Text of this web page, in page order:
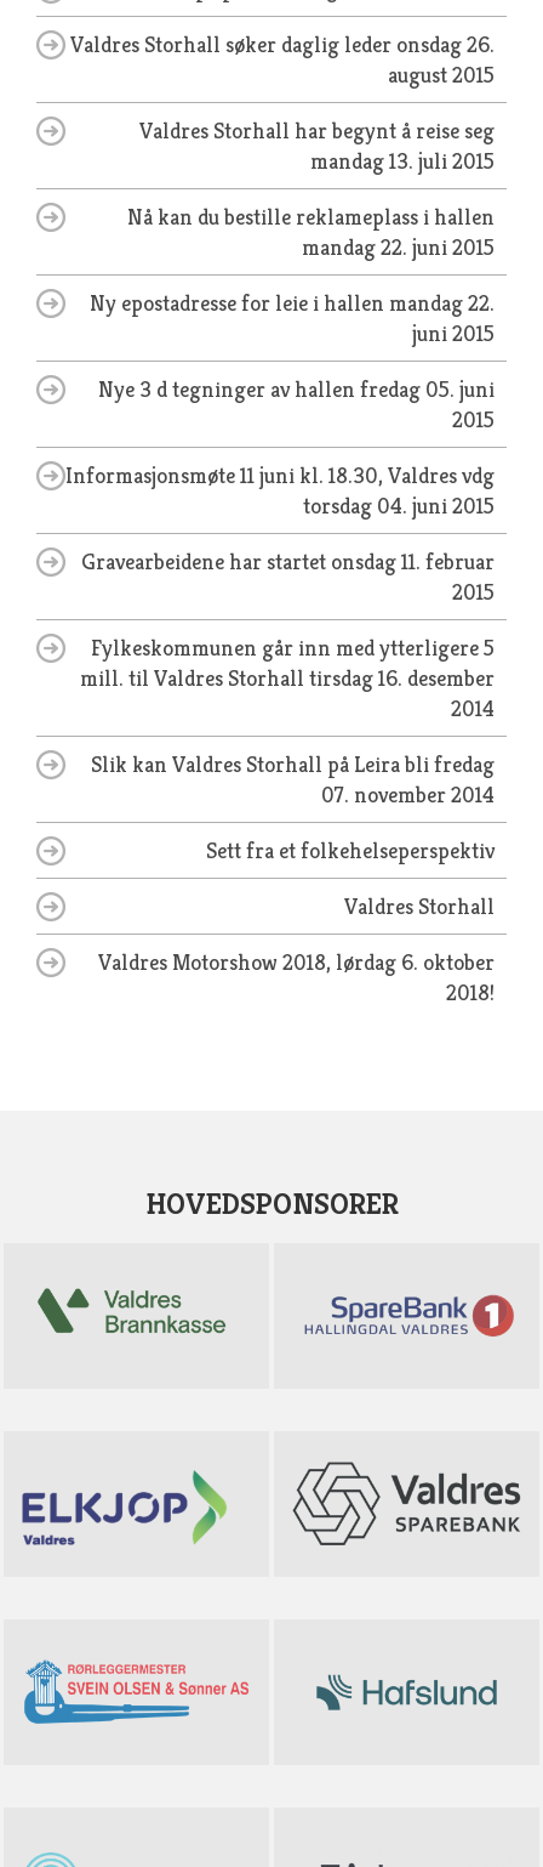
Valdres Storhall søker daglig leder onsdag 26.
august 2015
Valdres Storhall har begynt å reise seg
mandag 13. juli 2015
Nå kan du bestille reklameplass i hallen
mandag 22. juni 2015
Ny epostadresse for leie i hallen mandag 22.
juni 2015
Nye 3 d tegninger av hallen fredag 05. juni
2015
Informasjonsmøte 11 juni kl. 18.30, Valdres vdg
torsdag 04. juni 2015
Gravearbeidene har startet onsdag 11. februar
2015
Fylkeskommunen går inn med ytterligere 5
mill. til Valdres Storhall tirsdag 16. desember
2014
Slik kan Valdres Storhall på Leira blifredag
07. november 2014
Sett fra et folkehelseperspektiv
Valdres Storhall
Valdres Motorshow 2018, lørdag 6. oktober
2018!
HOVEDSPONSORER